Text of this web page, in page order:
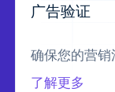
广告验证
确保您的营销
了解更多